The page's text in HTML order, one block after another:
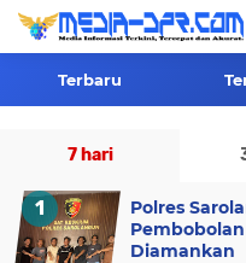
Terbaru
7 hari
Polres
Diamankan